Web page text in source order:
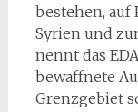
bestehen, auf
Syrien und
nennt das
bewaffnete
Grenzgebiet